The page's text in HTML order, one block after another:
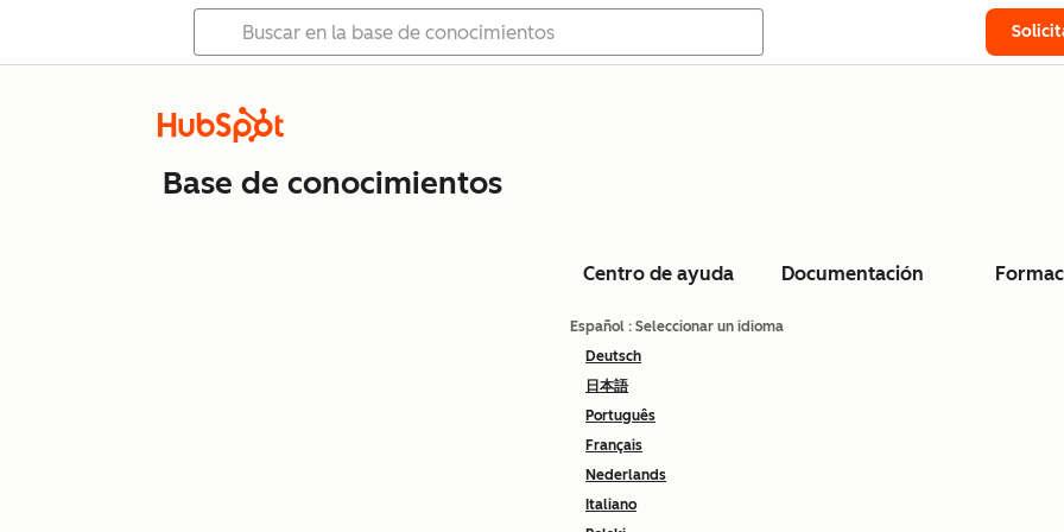
Base de conocimientos
Centro de ayuda Documentación
Español : Seleccionar un idioma
Deutsch
日本語
Português
Français
Nederlands
Italiano